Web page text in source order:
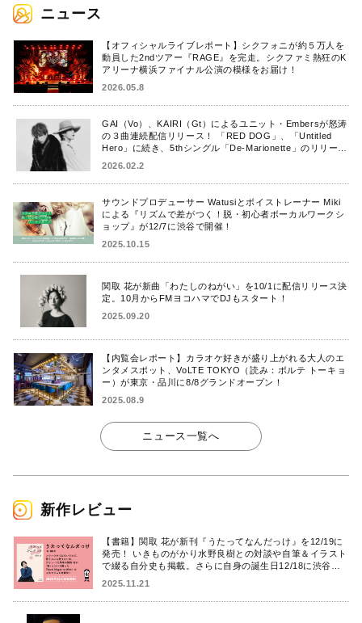
ニュース
【オフィシャルライブレポート】シクフォニが約５万人を
動員した2ndツアー『RAGE』を完走。シクファミ熱狂のK
アリーナ横浜ファイナル公演の模様をお届け！
2026.05.8
GAI（Vo）、KAIRI（Gt）によるユニット・Embersが怒涛
の３曲連続配信リリース！ 「RED DOG」、「Untitled
Hero」に続き、5thシングル「De-Marionette」のリリース
2026.02.2
サウンドプロデューサー Watusiとボイストレーナー Miki
による『リズムで差がつく！脱・初心者ボーカルワークシ
ョップ』が12/7に渋谷で開催！
2025.10.15
関取 花が新曲「わたしのねがい」を10/1に配信リリース決
定。10月からFMヨコハマでDJもスタート！
2025.09.20
【内覧会レポート】カラオケ好きが盛り上がれる大人のエ
ンタメスポット、VoLTE TOKYO（読み：ボルテ トーキョ
ー）が東京・品川に8/8グランドオープン！
2025.08.9
ニュース一覧へ
新作レビュー
【書籍】関取 花が新刊『うたってなんだっけ』を12/19に
発売！ いきものがかり水野良樹との対談や自筆＆イラスト
で綴る自分史も掲載。さらに自身の誕生日12/18に渋谷で
2025.11.21